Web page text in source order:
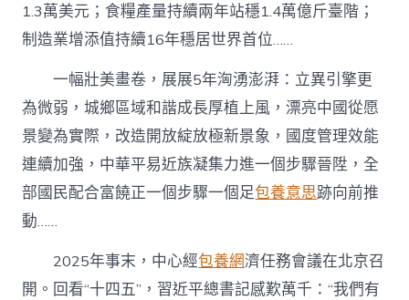
1.3萬美元；食糧產量持續兩年站穩1.4萬億斤臺階；
制造業增添值持續16年穩居世界首位……
一幅壯美畫卷，展展5年洶湧澎湃：立異引擎更
為微弱，城鄉區域和諧成長厚植上風，漂亮中國從愿
景變為實際，改造開放綻放極新景象，國度管理效能
連續加強，中華平易近族凝集力進一個步驟晉陞，全
部國民配合富饒正一個步驟一個足包養意思跡向前推
動……
2025年事末，中心經包養網濟任務會議在北京召
開。回看“十四五”，習近平總書記感歎萬千：“我們有